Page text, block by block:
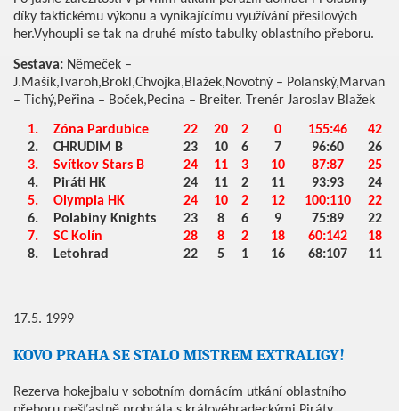
díky taktickému výkonu a vynikajícímu využívání přesilových
her.Vyhoupli se tak na druhé místo tabulky oblastního přeboru.
Sestava: Němeček –
J.Mašík,Tvaroh,Brokl,Chvojka,Blažek,Novotný – Polanský,Marvan
– Tichý,Peřina – Boček,Pecina – Breiter. Trenér Jaroslav Blažek
1. Zóna Pardubice 22 20 2 0 155:46
42
2.
CHRUDIM B 23 10 6 7 96:60
26
3.
Svítkov Stars B 24 11 3 10 87:87
25
4.
Piráti HK 24 11 2 11 93:93
24
5.
Olympia HK 24 10 2 12 100:110
22
6.
Polabiny Knights 23 8 6 9 75:89
22
7.
SC Kolín 28 8 2 18 60:142
18
8.
Letohrad 22 5 1 16 68:107 11
17.5. 1999
KOVO PRAHA SE STALO MISTREM EXTRALIGY!
Rezerva hokejbalu v sobotním domácím utkání oblastního